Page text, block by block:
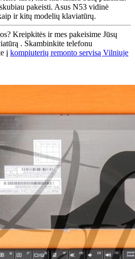
pakeisti. Asus N53 vidinė
ir kitų modelių klaviatūrų.
Kreipkitės ir mes pakeisime Jūsų
. Skambinkite telefonu
į kompiuterių remonto servisą Vilniuje